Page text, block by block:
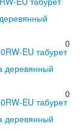
0
деревянный
0
деревянный